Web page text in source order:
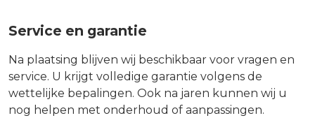
Service en garantie
Na plaatsing blijven wij beschikbaar voor vragen en
service. U krijgt volledige garantie volgens de
wettelijke bepalingen. Ook na jaren kunnen wij u
nog helpen met onderhoud of aanpassingen.